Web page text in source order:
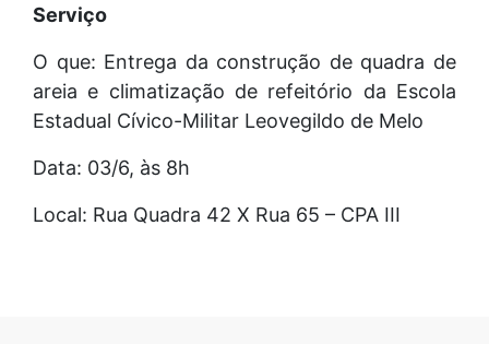
Serviço
O que: Entrega da construção de quadra de
areia e climatização de refeitório da Escola
Estadual Cívico-Militar Leovegildo de Melo
Data: 03/6, às 8h
Local: Rua Quadra 42 X Rua 65 – CPA III